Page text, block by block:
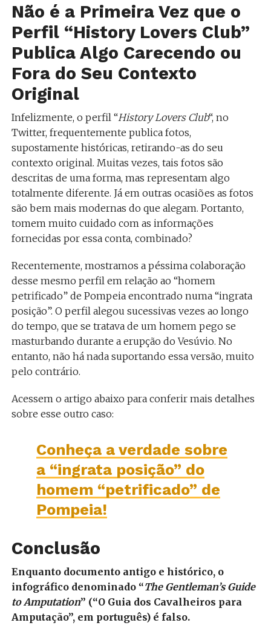
Não é a Primeira Vez que o
Perfil “History Lovers Club”
Publica Algo Carecendo ou
Fora do Seu Contexto
Original
Infelizmente, o perfil “History Lovers Club“, no
Twitter, frequentemente publica fotos,
supostamente históricas, retirando-as do seu
contexto original. Muitas vezes, tais fotos são
descritas de uma forma, mas representam algo
totalmente diferente. Já em outras ocasiões as fotos
são bem mais modernas do que alegam. Portanto,
tomem muito cuidado com as informações
fornecidas por essa conta, combinado?
Recentemente, mostramos a péssima colaboração
desse mesmo perfil em relação ao “homem
petrificado” de Pompeia encontrado numa “ingrata
posição”. O perfil alegou sucessivas vezes ao longo
do tempo, que se tratava de um homem pego se
masturbando durante a erupção do Vesúvio. No
entanto, não há nada suportando essa versão, muito
pelo contrário.
Acessem o artigo abaixo para conferir mais detalhes
sobre esse outro caso:
Conheça a verdade sobre
a “ingrata posição” do
homem “petrificado” de
Pompeia!
Conclusão
Enquanto documento antigo e histórico, o
infográfico denominado “The Gentleman’s Guide
to Amputation” (“O Guia dos Cavalheiros para
Amputação”, em português) é falso.